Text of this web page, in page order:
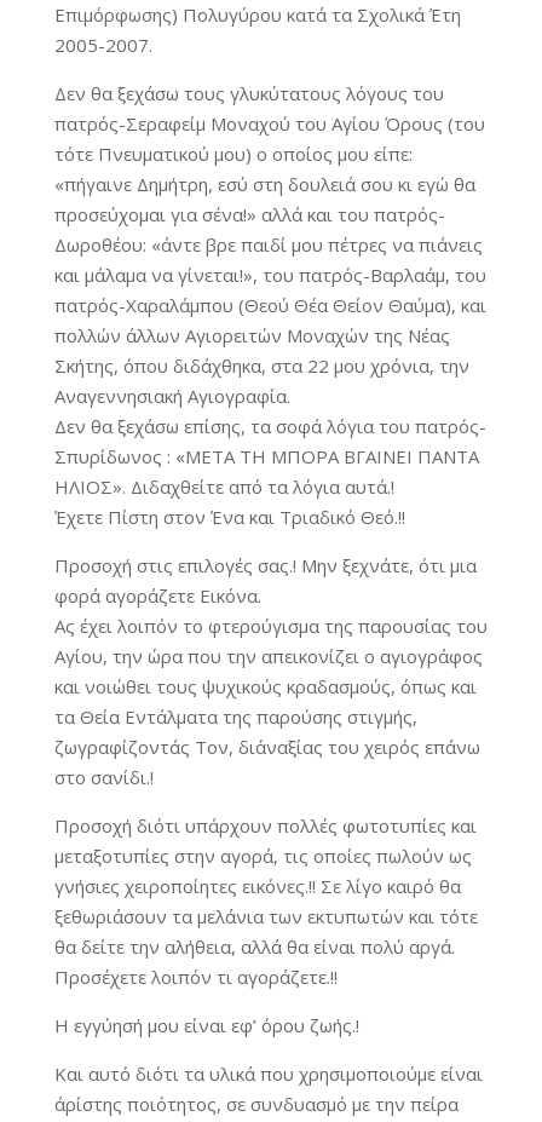
Επιμόρφωσης) Πολυγύρου κατά τα Σχολικά Έτη
2005-2007.
Δεν θα ξεχάσω τους γλυκύτατους λόγους του
πατρός-Σεραφείμ Μοναχού του Αγίου Όρους (του
τότε Πνευματικού μου) ο οποίος μου είπε:
«πήγαινε Δημήτρη, εσύ στη δουλειά σου κι εγώ θα
προσεύχομαι για σένα!» αλλά και του πατρός-
Δωροθέου: «άντε βρε παιδί μου πέτρες να πιάνεις
και μάλαμα να γίνεται!», του πατρός-Βαρλαάμ, του
πατρός-Χαραλάμπου (Θεού Θέα Θείον Θαύμα), και
πολλών άλλων Αγιορειτών Μοναχών της Νέας
Σκήτης, όπου διδάχθηκα, στα 22 μου χρόνια, την
Αναγεννησιακή Αγιογραφία.
Δεν θα ξεχάσω επίσης, τα σοφά λόγια του πατρός-
Σπυρίδωνος : «ΜΕΤΑ ΤΗ ΜΠΟΡΑ ΒΓΑΙΝΕΙ ΠΑΝΤΑ
ΗΛΙΟΣ». Διδαχθείτε από τα λόγια αυτά.!
Έχετε Πίστη στον Ένα και Τριαδικό Θεό.!!
Προσοχή στις επιλογές σας.! Μην ξεχνάτε, ότι μια
φορά αγοράζετε Εικόνα.
Ας έχει λοιπόν το φτερούγισμα της παρουσίας του
Αγίου, την ώρα που την απεικονίζει ο αγιογράφος
και νοιώθει τους ψυχικούς κραδασμούς, όπως και
τα Θεία Εντάλματα της παρούσης στιγμής,
ζωγραφίζοντάς Τον, δι΄αναξίας του χειρός επάνω
στο σανίδι.!
Προσοχή διότι υπάρχουν πολλές φωτοτυπίες και
μεταξοτυπίες στην αγορά, τις οποίες πωλούν ως
γνήσιες χειροποίητες εικόνες.!! Σε λίγο καιρό θα
ξεθωριάσουν τα μελάνια των εκτυπωτών και τότε
θα δείτε την αλήθεια, αλλά θα είναι πολύ αργά.
Προσέχετε λοιπόν τι αγοράζετε.!!
Η εγγύησή μου είναι εφ’ όρου ζωής.!
Και αυτό διότι τα υλικά που χρησιμοποιούμε είναι
άρίστης ποιότητος, σε συνδυασμό με την πείρα